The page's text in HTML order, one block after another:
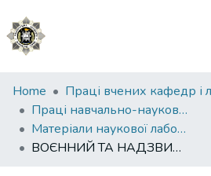
Communities
&
Collections
Home
Праці навчально-наукового інституту №1
Матеріали наукової лабораторії з проблем протидії злочинності ННІ № 1
ВОЄННИЙ ТА НАДЗВИЧАЙНИЙ СТАН ЯК ОБСТАВИНИ, ЩО ВПЛИВАЮТЬ НА КВАЛІФІКАЦІЮ КРИМІНАЛЬНОГО ПРАВОПОРУШЕННЯ АБО ПРИЗНАЧЕННЯ ПОКАРАННЯ. MARTIAL LAW AND STATE OF EMERGENCY AS CIRCUMSTANCES AFFECTING THE QUALIFICATION OF A CRIMINAL OFFENSE OR THE IMPOSITION OF PUNISHMENT